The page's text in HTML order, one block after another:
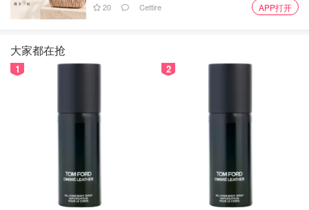
20 Cettire APP打开
大家都在抢
1 2